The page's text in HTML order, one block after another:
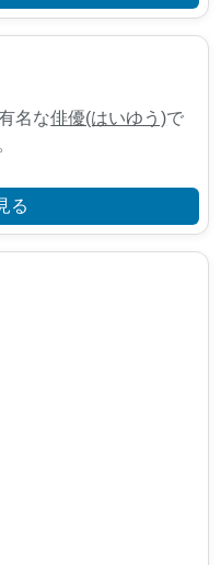
名な俳優(はいゆう)で
る